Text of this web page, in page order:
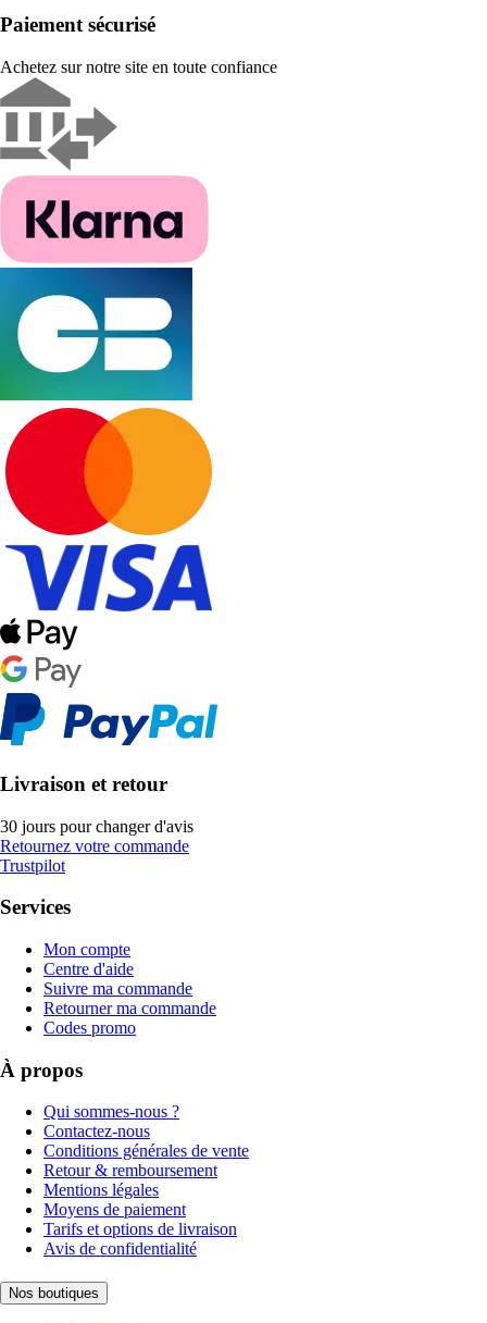
Paiement sécurisé
Achetez sur notre site en toute confiance
Livraison et retour
30 jours pour changer d'avis
Retournez votre commande
Trustpilot
Services
Mon compte
Centre d'aide
Suivre ma commande
Retourner ma commande
Codes promo
À propos
Qui sommes-nous ?
Contactez-nous
Conditions générales de vente
Retour & remboursement
Mentions légales
Moyens de paiement
Tarifs et options de livraison
Avis de confidentialité
Nos boutiques